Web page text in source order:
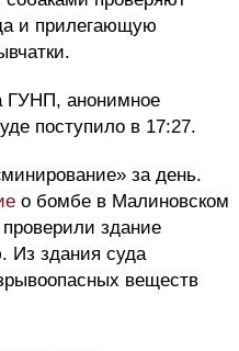
и прилегающую
ГУНП, анонимное
поступило в 17:27.
за день.
о бомбе в Малиновском
здание
Из здания суда
веществ